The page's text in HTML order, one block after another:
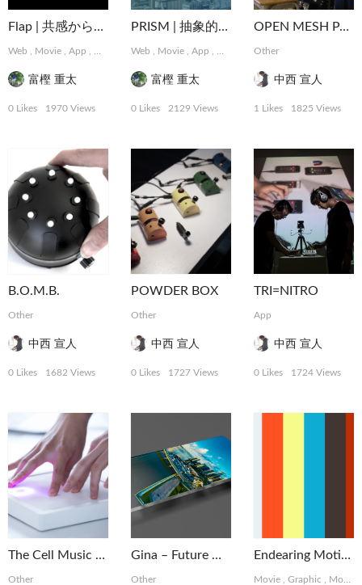
Flap | 共感から始まるデザインパートナーシップサービス
Web Movie App ,MotionGraphics, Logo, Card,Package, Book
富樫 重太
0 Likes 1970 Views
PRISM | 抽象的な難題に取り組むデザインコレクティブ
Web Movie ,App ,MotionGraphics
富樫 重太
0 Likes 2129 Views
OPEN MESH PAD
Other
中西 宣人
1 Likes 1825 Views
B.O.M.B.
Other
中西 宣人
0 Likes 1682 Views
POWDER BOX
Other
中西 宣人
0 Likes 1727 Views
TRI=NITRO
App
中西 宣人
0 Likes 1724 Views
The Cell Music Gear
Other
Gina – Future Glass Smartphone Concept
Other
Endearing Motions
Movie ,Graphic MotionGraphics